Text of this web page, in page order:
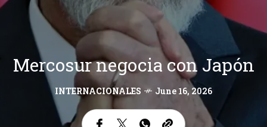
Mercosur negocia con Japón
INTERNACIONALES June 16, 2026